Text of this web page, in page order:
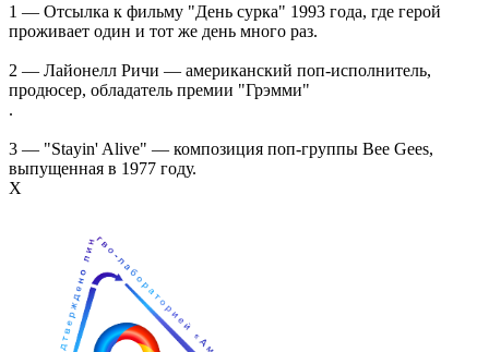
1 — Отсылка к фильму "День сурка" 1993 года, где герой
проживает один и тот же день много раз.
2 — Лайонелл Ричи — американский поп-исполнитель,
продюсер, обладатель премии "Грэмми"
.
3 — "Stayin' Alive" — композиция поп-группы Bee Gees,
выпущенная в 1977 году.
Х